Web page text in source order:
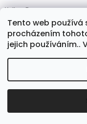
Tento web používá
procházením
jejich používáním..
Yellow Borneo
Počet hlasů:276
Facebook